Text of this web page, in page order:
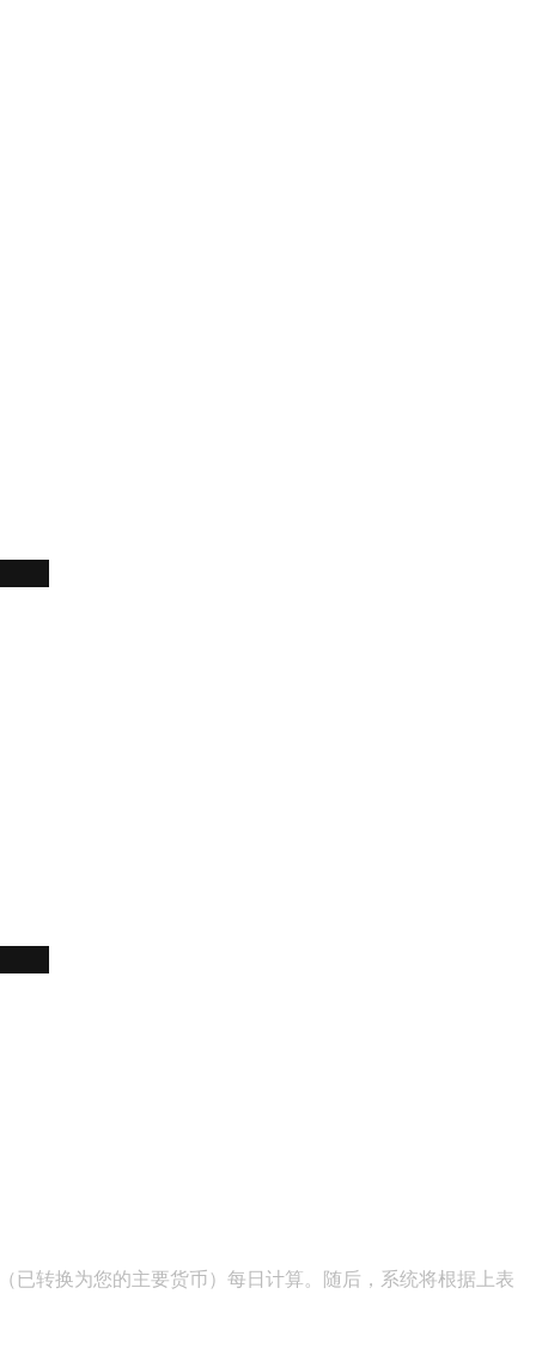
已转换为您的主要货币）每日计算。随后，系统将根据上表